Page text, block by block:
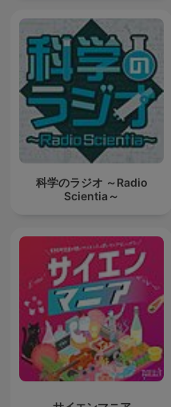
科学のラジオ ～Radio
Scientia～